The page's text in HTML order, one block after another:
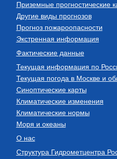
Приземные прогностические
Другие виды прогнозов
Прогноз пожароопасности
Экстренная информация
Фактические данные
Текущая информация по
Текущая погода в Москве и
Синоптические карты
Климатические изменения
Климатические нормы
Моря и океаны
О нас
Структура Гидрометцентра